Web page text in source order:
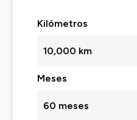
Kilómetros
10,000 km
Meses
60 meses